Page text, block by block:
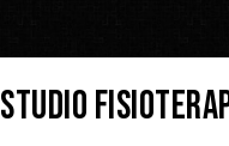
STUDIO